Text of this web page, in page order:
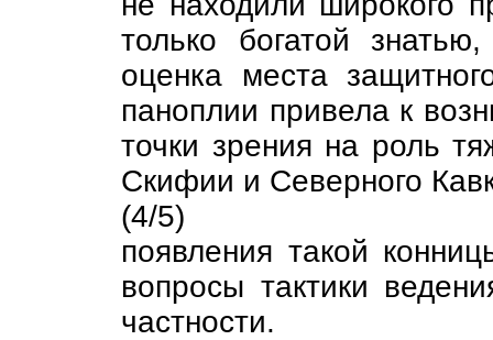
только богатой
оценка места
паноплии привела к
точки зрения на роль
Скифии и Северного
(4/5)
появления такой
вопросы тактики
частности.